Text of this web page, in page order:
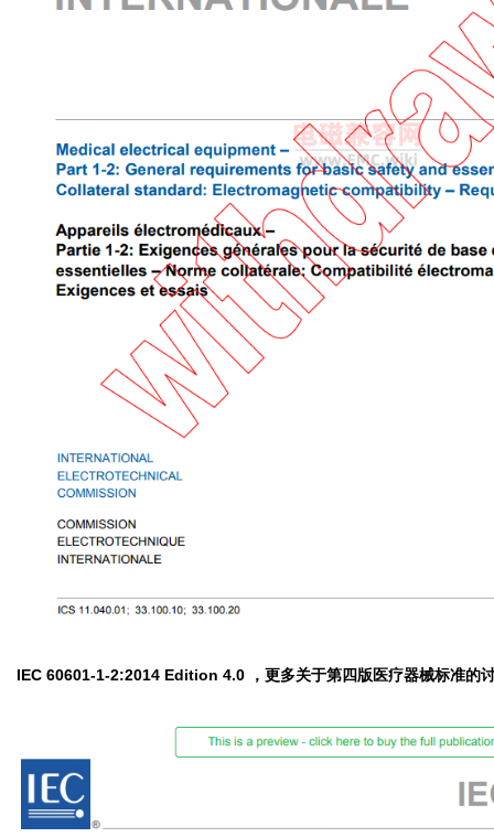
IEC 60601-1-2:2014 Edition 4.0 ，更多关于第四版医疗器械标准的